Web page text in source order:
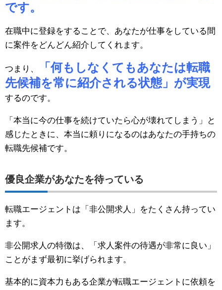
です。
在職中に登録をすることで、あなたが仕事をしている間
に案件をどんどん紹介してくれます。
つまり、
「何もしなくてもあなたは転職
先候補を常に紹介される状態」が実現
するのです。
「本当に今の仕事を続けていたら心が壊れてしまう」と
感じたときに、本当に頼りになるのはあなたの手持ちの
転職先候補です。
優良企業があなたを待っている
転職エージェントは「非公開求人」をたくさん持ってい
ます。
非公開求人の特徴は、「求人案件の待遇が非常に良い」
ことがまず最初に挙げられます。
基本的に資本力もある企業が転職エージェントに依頼を